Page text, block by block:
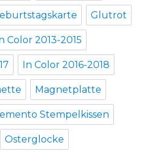
Glutrot
Color 2013-2015
In Color 2016-2018
Magnetplatte
Stempelkissen
Osterglocke